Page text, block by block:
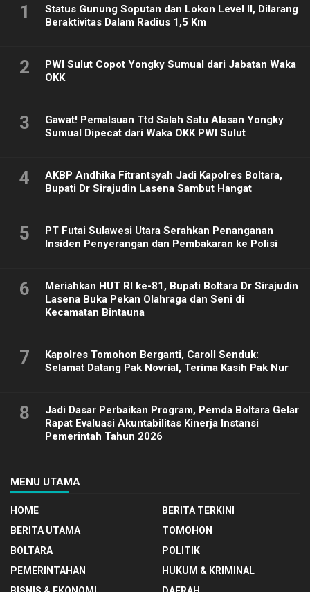
1
Status Gunung Soputan dan Lokon Level II, Dilarang
Beraktivitas Dalam Radius 1,5 Km
2
PWI Sulut Copot Yongky Sumual dari Jabatan Waka
OKK
3
Gawat! Pemalsuan Ttd Salah Satu Alasan Yongky
Sumual Dipecat dari Waka OKK PWI Sulut
4
AKBP Andhika Fitrantsyah Jadi Kapolres Boltara,
Bupati Dr Sirajudin Lasena Sambut Hangat
5
PT Futai Sulawesi Utara Serahkan Penanganan
Insiden Penyerangan dan Pembakaran ke Polisi
6
Meriahkan HUT RI ke-81, Bupati Boltara Dr Sirajudin
Lasena Buka Pekan Olahraga dan Seni di
Kecamatan Bintauna
7
Kapolres Tomohon Berganti, Caroll Senduk:
Selamat Datang Pak Novrial, Terima Kasih Pak Nur
8
Jadi Dasar Perbaikan Program, Pemda Boltara Gelar
Rapat Evaluasi Akuntabilitas Kinerja Instansi
Pemerintah Tahun 2026
MENU UTAMA
HOME
BERITA TERKINI
BERITA UTAMA
TOMOHON
BOLTARA
POLITIK
PEMERINTAHAN
HUKUM & KRIMINAL